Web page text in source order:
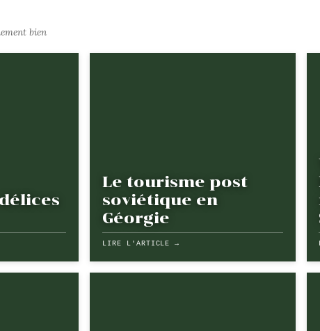
bien
délices
Le tourisme post
soviétique en
Géorgie
LIRE L'ARTICLE →